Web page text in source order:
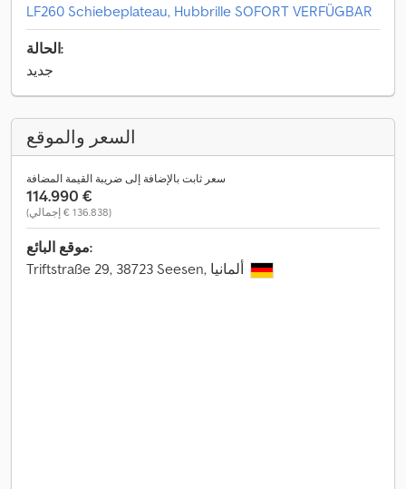
LF260 Schiebeplateau, Hubbrille SOFORT VERFÜGBAR
الحالة:
جديد
السعر والموقع
سعر ثابت بالإضافة إلى ضريبة القيمة المضافة
‏114.990 €
(‏136.838 € إجمالي)
موقع البائع: